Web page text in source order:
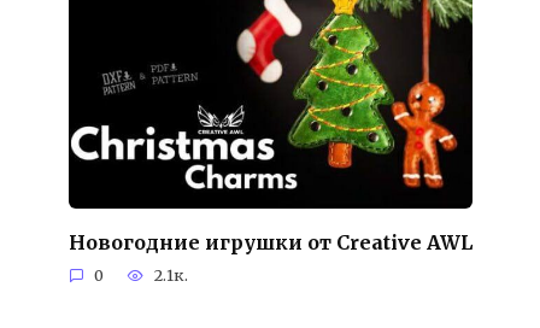
Новогодние игрушки от Creative AWL
0 2.1к.